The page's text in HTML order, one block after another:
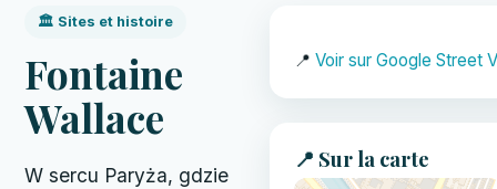
🏛️ Sites et histoire
Fontaine
Wallace
W sercu Paryża, gdzie
📍 Voir sur Google Street
📍 Sur la carte